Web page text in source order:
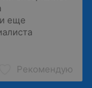
Рекомендую